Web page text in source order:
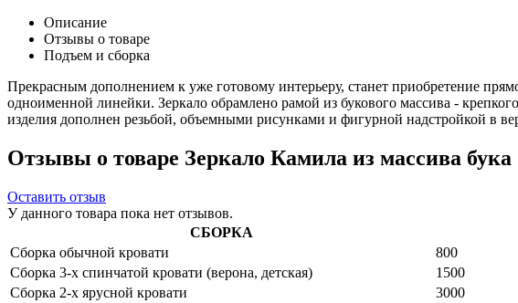
Описание
Отзывы о товаре
Подъем и сборка
Прекрасным дополнением к уже готовому интерьеру, станет приобретение
одноименной линейки. Зеркало обрамлено рамой из букового массива -
изделия дополнен резьбой, объемными рисунками и фигурной надстройкой в
Отзывы о товаре Зеркало Камила из массива бука
Оставить отзыв
У данного товара пока нет отзывов.
СБОРКА
Сборка обычной кровати
800
Сборка 3-х спинчатой кровати (верона, детская)
1500
Сборка 2-х ярусной кровати
3000